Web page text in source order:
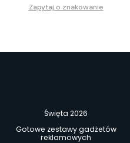
Zapytaj o znakowanie
Święta 2026
Gotowe zestawy gadżetów
reklamowych